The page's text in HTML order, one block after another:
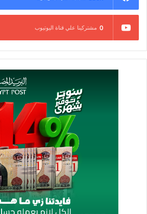
0 مشتركينا علي قناة اليوتيوب